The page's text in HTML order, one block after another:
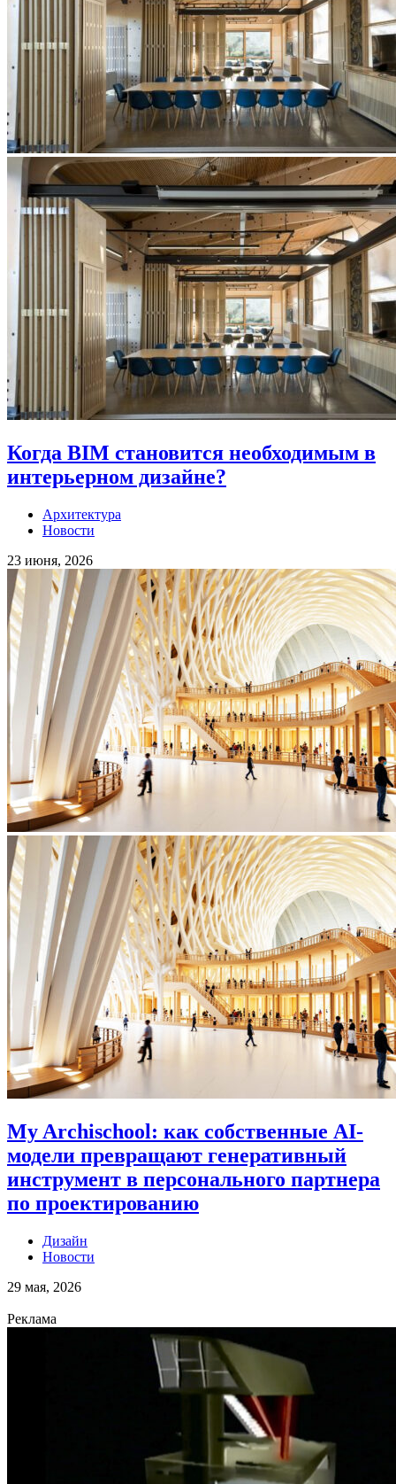
Когда BIM становится необходимым в
интерьерном дизайне?
Архитектура
Новости
23 июня, 2026
My Archischool: как собственные AI-
модели превращают генеративный
инструмент в персонального партнера
по проектированию
Дизайн
Новости
29 мая, 2026
Реклама